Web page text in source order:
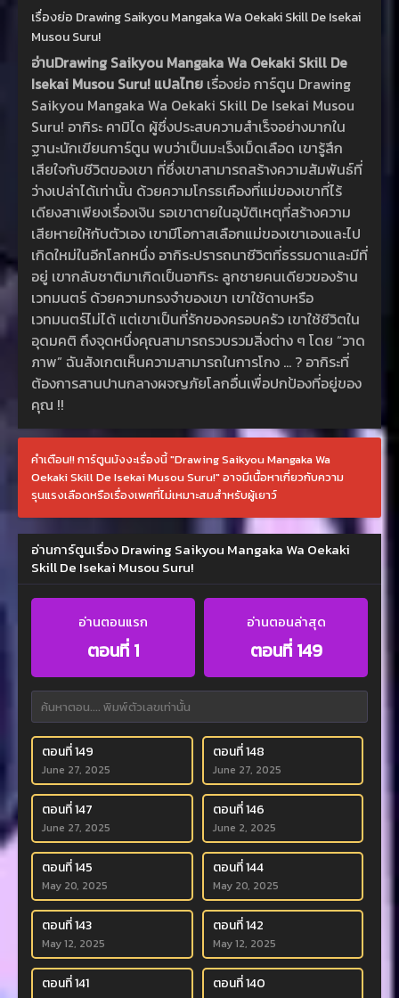
เรื่องย่อ Drawing Saikyou Mangaka Wa Oekaki Skill De Isekai
Musou Suru!
อ่านDrawing Saikyou Mangaka Wa Oekaki Skill De
Isekai Musou Suru! แปลไทย เรื่องย่อ การ์ตูน Drawing
Saikyou Mangaka Wa Oekaki Skill De Isekai Musou
Suru! อากิระ คามิได ผู้ซึ่งประสบความสำเร็จอย่างมากใน
ฐานะนักเขียนการ์ตูน พบว่าเป็นมะเร็งเม็ดเลือด เขารู้สึก
เสียใจกับชีวิตของเขา ที่ซึ่งเขาสามารถสร้างความสัมพันธ์ที่
ว่างเปล่าได้เท่านั้น ด้วยความโกรธเคืองที่แม่ของเขาที่ไร้
เดียงสาเพียงเรื่องเงิน รอเขาตายในอุบัติเหตุที่สร้างความ
เสียหายให้กับตัวเอง เขามีโอกาสเลือกแม่ของเขาเองและไป
เกิดใหม่ในอีกโลกหนึ่ง อากิระปรารถนาชีวิตที่ธรรมดาและมีที่
อยู่ เขากลับชาติมาเกิดเป็นอากิระ ลูกชายคนเดียวของร้าน
เวทมนตร์ ด้วยความทรงจำของเขา เขาใช้ดาบหรือ
เวทมนตร์ไม่ได้ แต่เขาเป็นที่รักของครอบครัว เขาใช้ชีวิตใน
อุดมคติ ถึงจุดหนึ่งคุณสามารถรวบรวมสิ่งต่าง ๆ โดย “วาด
ภาพ” ฉันสังเกตเห็นความสามารถในการโกง … ? อากิระที่
ต้องการสานปานกลางผจญภัยโลกอื่นเพื่อปกป้องที่อยู่ของ
คุณ !!
คำเตือน!! การ์ตูนมังงะเรื่องนี้ "Drawing Saikyou Mangaka Wa
Oekaki Skill De Isekai Musou Suru!" อาจมีเนื้อหาเกี่ยวกับความ
รุนแรงเลือดหรือเรื่องเพศที่ไม่เหมาะสมสำหรับผู้เยาว์
อ่านการ์ตูนเรื่อง Drawing Saikyou Mangaka Wa Oekaki
Skill De Isekai Musou Suru!
อ่านตอนแรก
ตอนที่ 1
อ่านตอนล่าสุด
ตอนที่ 149
ตอนที่ 149
June 27, 2025
ตอนที่ 148
June 27, 2025
ตอนที่ 147
June 27, 2025
ตอนที่ 146
June 2, 2025
ตอนที่ 145
May 20, 2025
ตอนที่ 144
May 20, 2025
ตอนที่ 143
May 12, 2025
ตอนที่ 142
May 12, 2025
ตอนที่ 141 ตอนที่ 140